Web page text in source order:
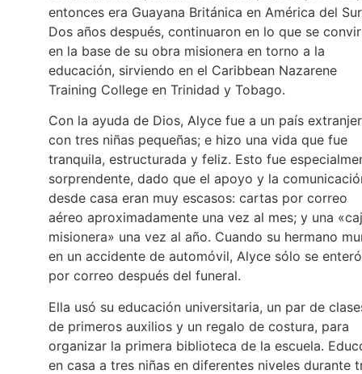
entonces era Guayana Británica en América del
Dos años después, continuaron en lo que se
en la base de su obra misionera en torno a la
educación, sirviendo en el Caribbean Nazarene
Training College en Trinidad y Tobago.
Con la ayuda de Dios, Alyce fue a un país
con tres niñas pequeñas; e hizo una vida que fue
tranquila, estructurada y feliz. Esto fue
sorprendente, dado que el apoyo y la
desde casa eran muy escasos: cartas por correo
aéreo aproximadamente una vez al mes; y una
misionera» una vez al año. Cuando su hermano
en un accidente de automóvil, Alyce sólo se enteró
por correo después del funeral.
Ella usó su educación universitaria, un par de
de primeros auxilios y un regalo de costura, para
organizar la primera biblioteca de la escuela.
en casa a tres niñas en diferentes niveles durante